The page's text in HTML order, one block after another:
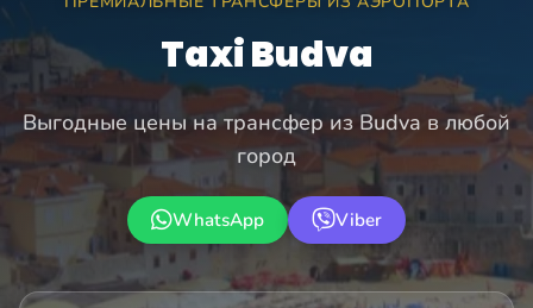
Taxi Budva
Выгодные цены на трансфер из Budva в любой
город
WhatsApp Viber